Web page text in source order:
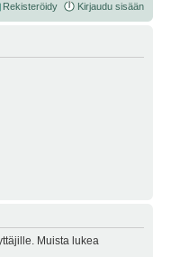
Rekisteröidy Kirjaudu sisään
Muista lukea